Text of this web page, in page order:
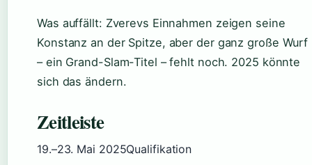
Was auffällt: Zverevs Einnahmen zeigen seine
Konstanz an der Spitze, aber der ganz große Wurf
– ein Grand-Slam-Titel – fehlt noch. 2025 könnte
sich das ändern.
Zeitleiste
19.–23. Mai 2025Qualifikation